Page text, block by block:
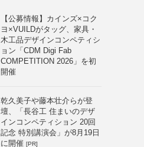
【公募情報】カインズ×コク
ヨ×VUILDがタッグ、家具・
木工品デザインコンペティシ
ョン「CDM Digi Fab
COMPETITION 2026」を初
開催
乾久美子や藤本壮介らが登
壇、「長谷工 住まいのデザ
インコンペティション 20回
記念 特別講演会」が8月19日
に開催 [PR]